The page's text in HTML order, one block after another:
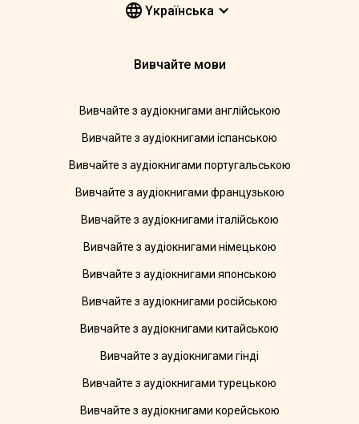
Yкраїнська
Вивчайте мови
Вивчайте з аудіокнигами англійською
Вивчайте з аудіокнигами іспанською
Вивчайте з аудіокнигами португальською
Вивчайте з аудіокнигами французькою
Вивчайте з аудіокнигами італійською
Вивчайте з аудіокнигами німецькою
Вивчайте з аудіокнигами японською
Вивчайте з аудіокнигами російською
Вивчайте з аудіокнигами китайською
Вивчайте з аудіокнигами гінді
Вивчайте з аудіокнигами турецькою
Вивчайте з аудіокнигами корейською